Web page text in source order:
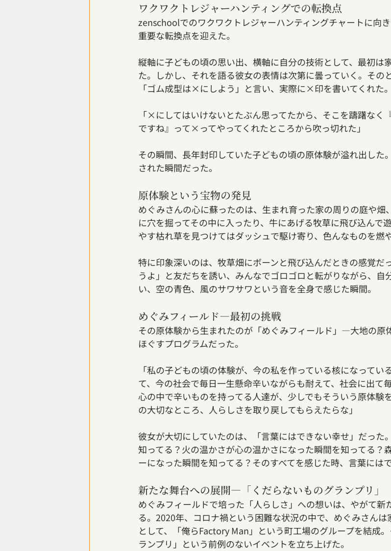
ワクワクトレジャーハンティングでの転換点
zenschoolでのワクワクトレジャーハンティングチャートに向
重要な転換点を迎えた。
縦軸に子どもの頃の思い出、横軸に自分の技術として、最初は
た。しかし、それを語る彼女の表情は次第に曇っていく。その
「ゴム成型は×にしよう」と言い、実際に×印を書いてくれた。
「×にしてはいけないとたぶん思ってたから、そこを躊躇な
ですね』って×ってやってくれたところから吹っ切れた」
その瞬間、長年封印していた子どもの頃の原体験が溢れ出した
された瞬間だった。
原体験という宝物の発見
めぐみさんの心に蘇ったのは、生まれ育った家の周りの庭や畑
に穴を掘ってその中に入ったり、牛にあげる牧草に飛び込んで
やす枯れ草を見つけてはダッシュで駆け寄り、色んなものを燃
特に印象深いのは、牧草畑にボーンと飛び込んだときの感覚だ
うよ」と友だちを誘い、みんなでゴロゴロと転がりながら、自
い、空の青色、風のサワサワという音を全身で感じた瞬間。
めぐみフィールド—最初の挑戦
その原体験から生まれたのが「めぐみフィールド」—大地の原
ほぐすプログラムだった。
「私の子どもの頃の体験が、今の私を作っている核になってい
て、今の社会で毎日一生懸命辛いながらも耐えて、社会に出て
心の中で辛いものを持ってる人達が、少しでもそういう原体験
の大切なところ、人らしさを取り戻してもらえたらな」
彼女が大切にしていたのは、「言葉にはできない幸せ」だった
知ってる？火の温かさが心の温かさになった瞬間を知ってる？
ーになった瞬間を知ってる？そのすべてを感じた時、言葉には
新たな舞台への展開—「くだらないものグランプリ」
めぐみフィールドで培った「人らしさ」への想いは、やがて新
る。2020年、コロナ禍という困難な状況の中で、めぐみさん
として、「俺らFactory Man」という町工場のグループを結成
ランプリ」という前例のないイベントを立ち上げた。